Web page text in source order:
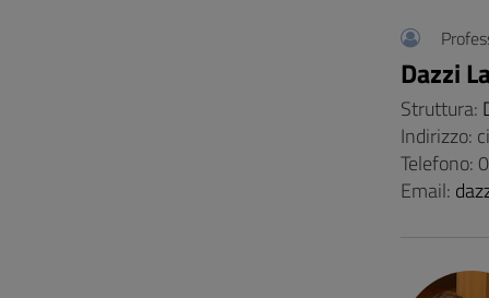
Dazzi
Struttura:
Indirizzo:
Telefono:
Email: